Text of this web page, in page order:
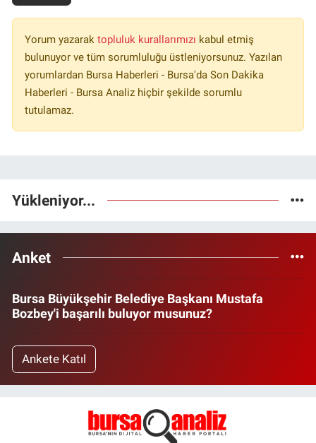
Yorum yazarak topluluk kurallarımızı kabul etmiş
bulunuyor ve tüm sorumluluğu üstleniyorsunuz. Yazılan
yorumlardan Bursa Haberleri - Bursa'da Son Dakika
Haberleri - Bursa Analiz hiçbir şekilde sorumlu
tutulamaz.
Yükleniyor...
Anket
Bursa Büyükşehir Belediye Başkanı Mustafa
Bozbey'i başarılı buluyor musunuz?
Ankete Katıl